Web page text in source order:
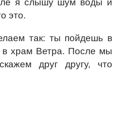
я слышу шум воды и
это.
так: ты пойдешь в
храм Ветра. После мы
друг другу, что